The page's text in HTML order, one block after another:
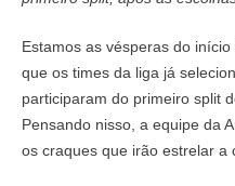
Estamos as vésperas do
que os times da liga já
participaram do primeiro split
Pensando nisso, a equipe da
os craques que irão estrelar a